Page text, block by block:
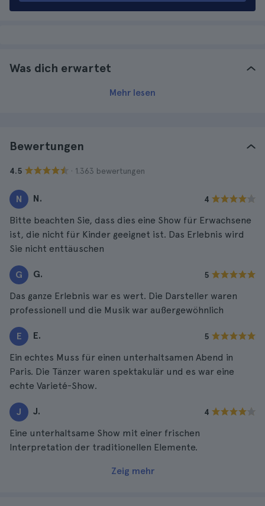
Was dich erwartet
Mehr lesen
Bewertungen
4.5 · 1.363 bewertungen
N N. 4
Bitte beachten Sie, dass dies eine Show für Erwachsene
ist, die nicht für Kinder geeignet ist. Das Erlebnis wird
Sie nicht enttäuschen
G G. 5
Das ganze Erlebnis war es wert. Die Darsteller waren
professionell und die Musik war außergewöhnlich
E E. 5
Ein echtes Muss für einen unterhaltsamen Abend in
Paris. Die Tänzer waren spektakulär und es war eine
echte Varieté-Show.
J J. 4
Eine unterhaltsame Show mit einer frischen
Interpretation der traditionellen Elemente.
Zeig mehr